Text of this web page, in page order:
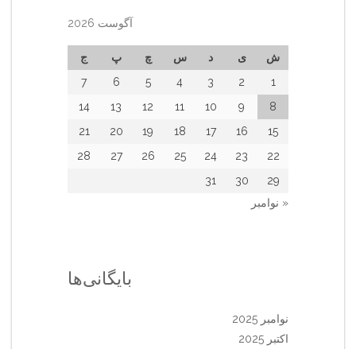
آگوست 2026
ش ی د س چ پ
ج
1
2
3
4
5
6
7
8
9
10
11
12
13
14
15
16
17
18
19
20
21
22
23
24
25
26
27
28
29
30
31
« نوامبر
بایگانی‌ها
نوامبر 2025
اکتبر 2025